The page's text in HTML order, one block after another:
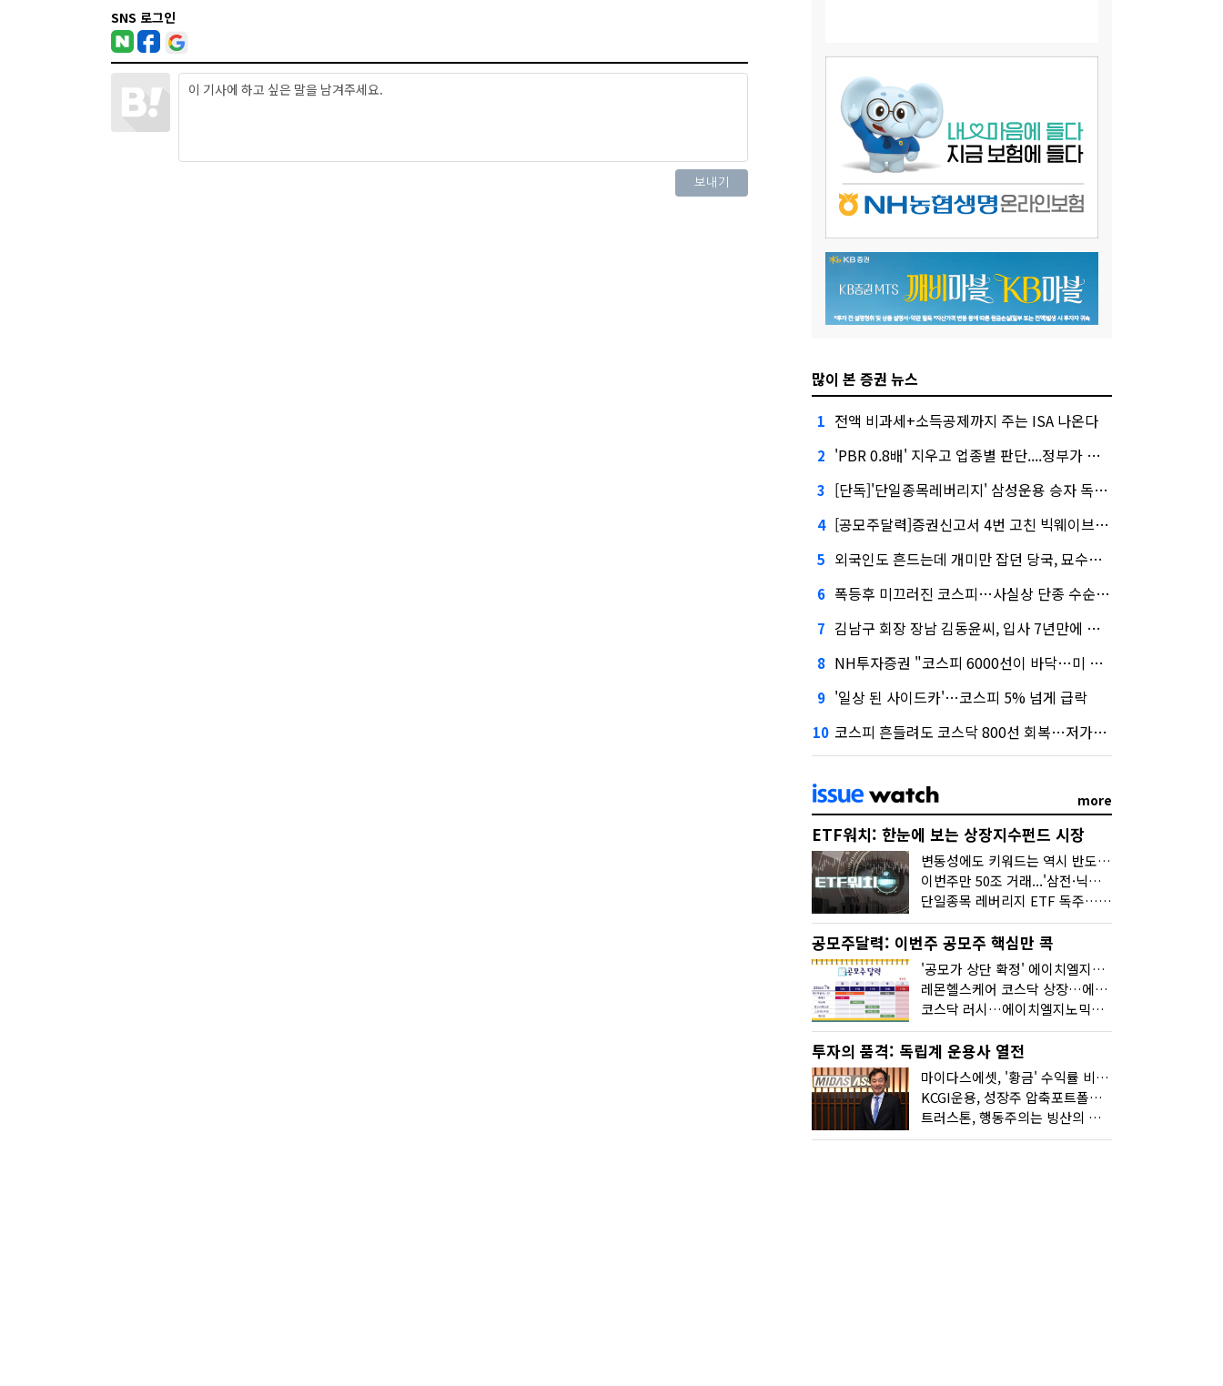
SNS 로그인
많이 본 증권 뉴스
1 전액 비과세+소득공제까지 주는 ISA 나온다
2 'PBR 0.8배' 지우고 업종별 판단....정부가 제시한 '주가 누르기' 방지법
3 [단독]'단일종목레버리지' 삼성운용 승자 독식...운용수익 미래에셋의 6배
4 [공모주달력]증권신고서 4번 고친 빅웨이브로보틱스, 수요예측
5 외국인도 흔드는데 개미만 잡던 당국, 묘수는 과다호가부담금?
6 폭등후 미끄러진 코스피…사실상 단종 수순 밟는 '단종레'
7 김남구 회장 장남 김동윤씨, 입사 7년만에 한투증권 임원 승진
8 NH투자증권 "코스피 6000선이 바닥…미 금리 안정 후 추가 회복"
9 '일상 된 사이드카'…코스피 5% 넘게 급락
10 코스피 흔들려도 코스닥 800선 회복…저가매수세 유입
more
ETF워치: 한눈에 보는 상장지수펀드 시장
변동성에도 키워드는 역시 반도체…신상품은 우주·방산
이번주만 50조 거래...'삼전·닉스 레버리지' 수익률은 -30%
단일종목 레버리지 ETF 독주…'증시 블랙홀'
공모주달력: 이번주 공모주 핵심만 콕
'공모가 상단 확정' 에이치엘지노믹스 청약
레몬헬스케어 코스닥 상장…에이치엘지노믹스 수요예측
코스닥 러시…에이치엘지노믹스 수요예측·레메디 청약
투자의 품격: 독립계 운용사 열전
마이다스에셋, '황금' 수익률 비결은 '꾸준함'
KCGI운용, 성장주 압축포트폴리오로 새 길을 그리다
트러스톤, 행동주의는 빙산의 일각...진정한 힘은 '주식형 강자'